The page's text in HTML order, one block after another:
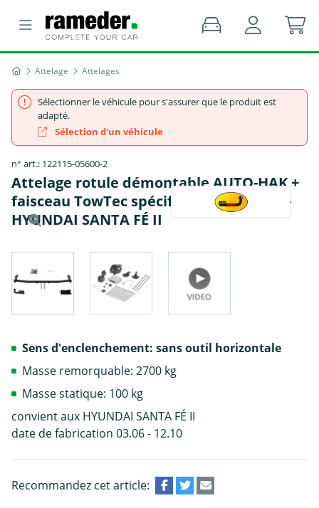
Attelage Attelages
Sélectionner le véhicule pour s'assurer que le produit est
adapté.
Sélection d'un véhicule
n° art.: 122115-05600-2
Attelage rotule démontable AUTO-HAK +
faisceau TowTec spécifique 13 broches -
HYUNDAI SANTA FÉ II
Sens d'enclenchement: sans outil horizontale
Masse remorquable: 2700 kg
Masse statique: 100 kg
convient aux HYUNDAI SANTA FÉ II
date de fabrication 03.06 - 12.10
Recommandez cet article: